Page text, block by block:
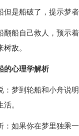
但是船破了，提示梦
翻船自己救人，预示
敌。
的心理学解析
：梦到轮船和小舟说
。
：如果你在梦里独乘